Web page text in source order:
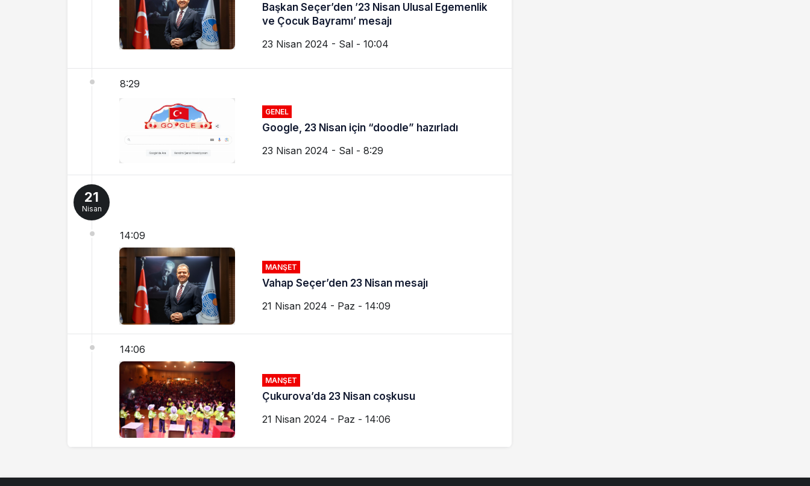
Başkan Seçer’den ’23 Nisan Ulusal Egemenlik
ve Çocuk Bayramı’ mesajı
23 Nisan 2024 - Sal - 10:04
8:29
GENEL
Google, 23 Nisan için “doodle” hazırladı
23 Nisan 2024 - Sal - 8:29
21
Nisan
14:09
MANŞET
Vahap Seçer’den 23 Nisan mesajı
21 Nisan 2024 - Paz - 14:09
14:06
MANŞET
Çukurova’da 23 Nisan coşkusu
21 Nisan 2024 - Paz - 14:06